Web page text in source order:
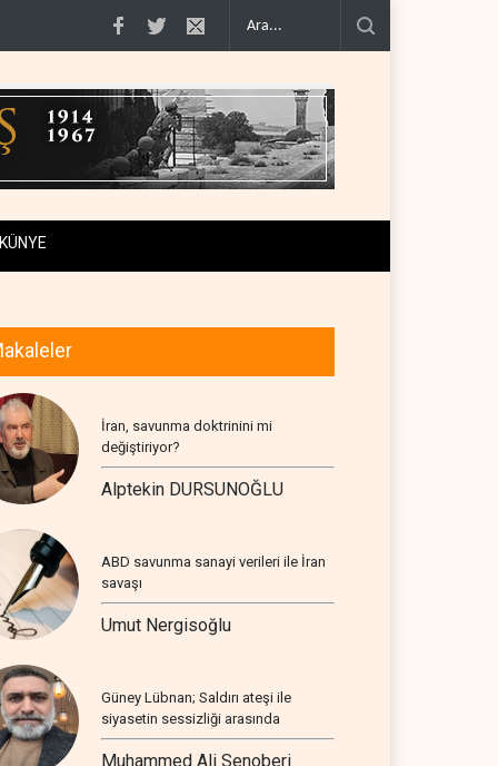
Gazeteci Magnier: Trump, Hürmüz Boğazı denetimini doğru..
KÜNYE
İran, savunma doktrinini mi
değiştiriyor?
Alptekin DURSUNOĞLU
ABD savunma sanayi verileri ile İran
savaşı
Umut Nergisoğlu
Güney Lübnan; Saldırı ateşi ile
siyasetin sessizliği arasında
Muhammed Ali Senoberi